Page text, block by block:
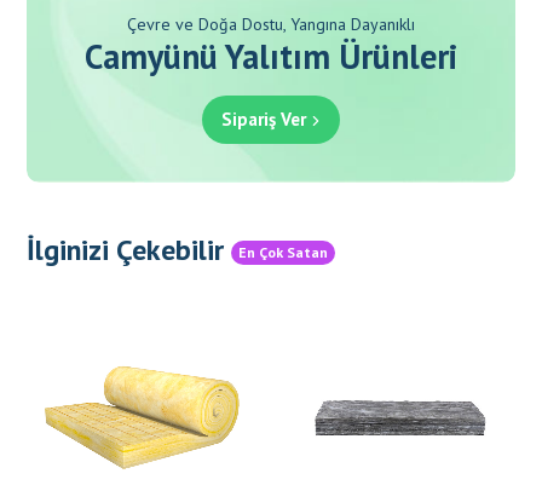
Çevre ve Doğa Dostu, Yangına Dayanıklı
Camyünü Yalıtım Ürünleri
Sipariş Ver
İlginizi Çekebilir En Çok Satan